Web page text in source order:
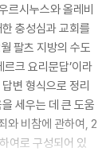
르시누스와 올레비
충성심과 교회를
팔츠 지방의 수도
크 요리문답’이라
변 형식으로 정리
세우는 데 큰 도움
와 비참에 관하여, 2
여로 구성되어 있